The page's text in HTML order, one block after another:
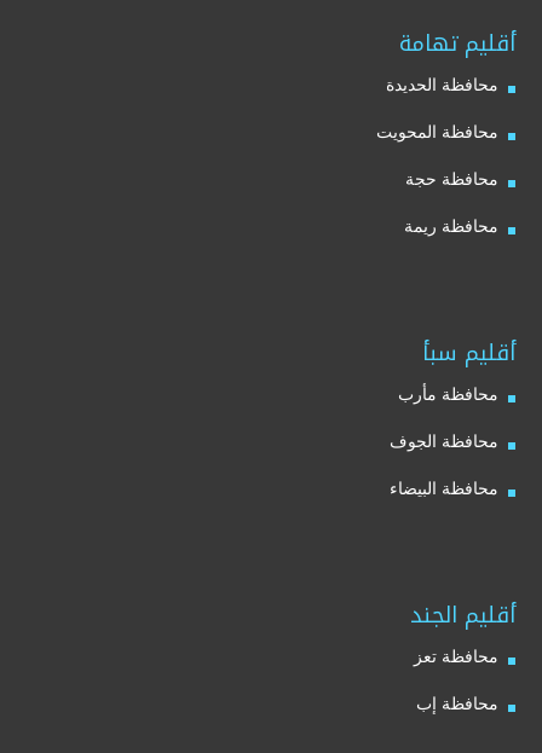
أقليم تهامة
محافظة الحديدة
محافظة المحويت
محافظة حجة
محافظة ريمة
أقليم سبأ
محافظة مأرب
محافظة الجوف
محافظة البيضاء
أقليم الجند
محافظة تعز
محافظة إب